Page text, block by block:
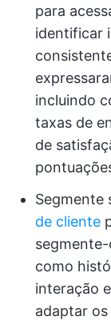
para
identificar
incluindo
taxas de
de
Segmente
de cliente
como
interação
adaptar